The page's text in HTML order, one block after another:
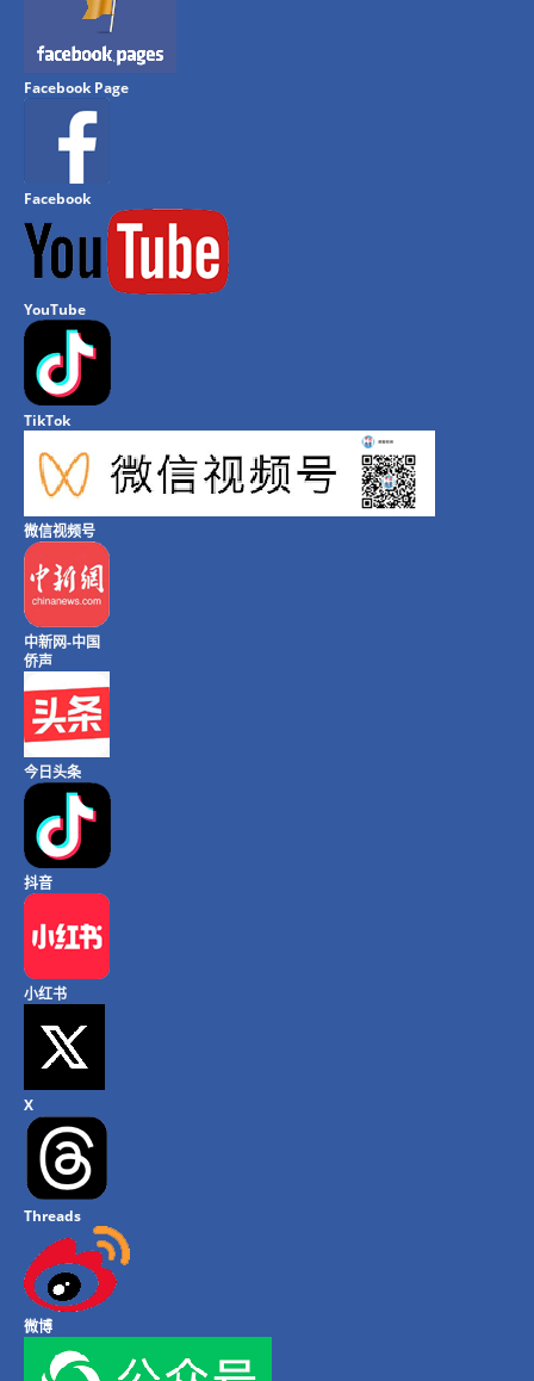
Facebook Page
Facebook
YouTube
TikTok
微信视频号
中新网-中国
侨声
今日头条
抖音
小红书
X
Threads
微博